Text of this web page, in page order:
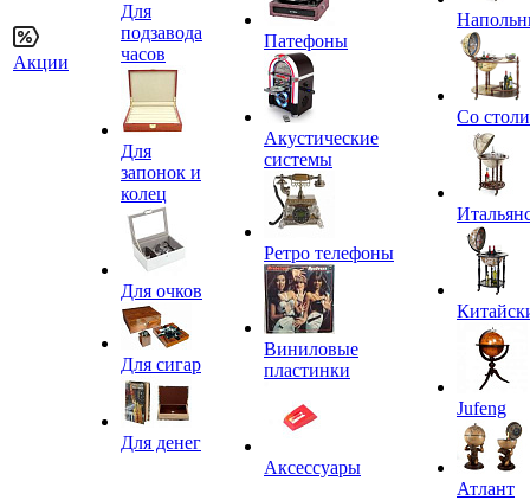
Акции
Для
подзавода
часов
Для
запонок и
колец
Для очков
Для сигар
Для денег
Патефоны
Акустические
системы
Ретро телефоны
Виниловые
пластинки
Аксессуары
Со
Jufeng
Атлант